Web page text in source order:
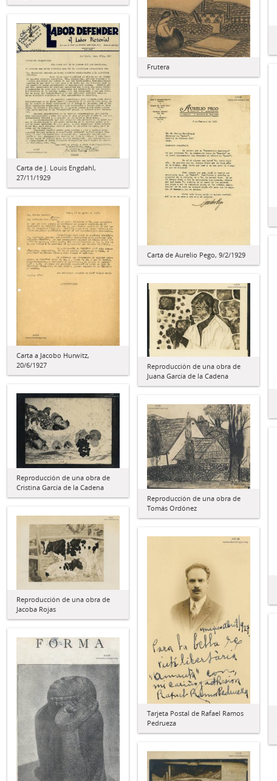
Frutera
Carta de J. Louis Engdahl,
27/11/1929
Carta de Aurelio Pego, 9/2/1929
Carta a Jacobo Hurwitz,
20/6/1927
Reproducción de una obra de
Juana García de la Cadena
Reproducción de una obra de
Cristina García de la Cadena
Reproducción de una obra de
Tomás Ordónez
Reproducción de una obra de
Jacoba Rojas
Tarjeta Postal de Rafael Ramos
Pedrueza